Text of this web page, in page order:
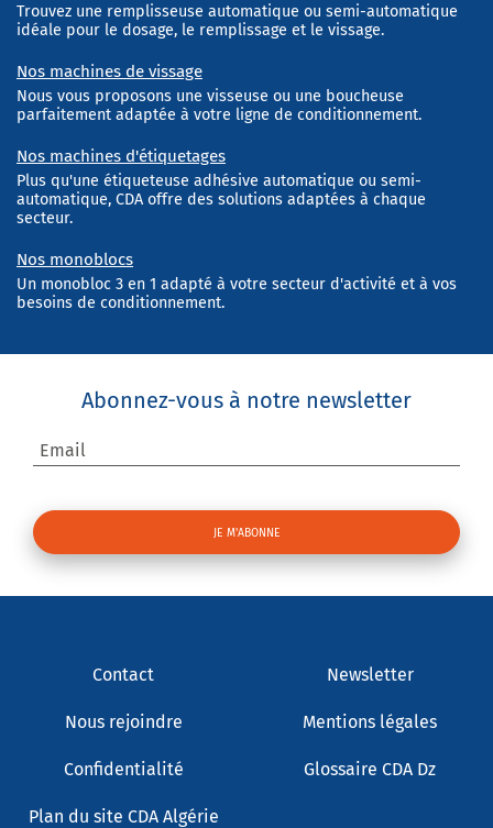
Trouvez une remplisseuse automatique ou semi-automatique
idéale pour le dosage, le remplissage et le vissage.
Nos machines de vissage
Nous vous proposons une visseuse ou une boucheuse
parfaitement adaptée à votre ligne de conditionnement.
Nos machines d'étiquetages
Plus qu'une étiqueteuse adhésive automatique ou semi-
automatique, CDA offre des solutions adaptées à chaque
secteur.
Nos monoblocs
Un monobloc 3 en 1 adapté à votre secteur d'activité et à vos
besoins de conditionnement.
Abonnez-vous à notre newsletter
Email
Contact Newsletter
Nous rejoindre Mentions légales
Confidentialité Glossaire CDA Dz
Plan du site CDA Algérie